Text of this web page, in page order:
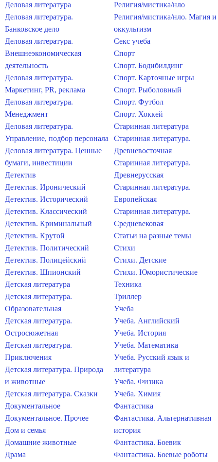
Деловая литература
Деловая литература.
Банковское дело
Деловая литература.
Внешнеэкономическая
деятельность
Деловая литература.
Маркетинг, PR, реклама
Деловая литература.
Менеджмент
Деловая литература.
Управление, подбор персонала
Деловая литература. Ценные
бумаги, инвестиции
Детектив
Детектив. Иронический
Детектив. Исторический
Детектив. Классический
Детектив. Криминальный
Детектив. Крутой
Детектив. Политический
Детектив. Полицейский
Детектив. Шпионский
Детская литература
Детская литература.
Образовательная
Детская литература.
Остросюжетная
Детская литература.
Приключения
Детская литература. Природа
и животные
Детская литература. Сказки
Документальное
Документальное. Прочее
Дом и семья
Домашние животные
Драма
Религия/мистика/нло
Религия/мистика/нло. Магия и
оккультизм
Секс учеба
Спорт
Спорт. Бодибилдинг
Спорт. Карточные игры
Спорт. Рыболовный
Спорт. Футбол
Спорт. Хоккей
Старинная литература
Старинная литература.
Древневосточная
Старинная литература.
Древнерусская
Старинная литература.
Европейская
Старинная литература.
Средневековая
Статьи на разные темы
Стихи
Стихи. Детские
Стихи. Юмористические
Техника
Триллер
Учеба
Учеба. Английский
Учеба. История
Учеба. Математика
Учеба. Русский язык и
литература
Учеба. Физика
Учеба. Химия
Фантастика
Фантастика. Альтернативная
история
Фантастика. Боевик
Фантастика. Боевые роботы